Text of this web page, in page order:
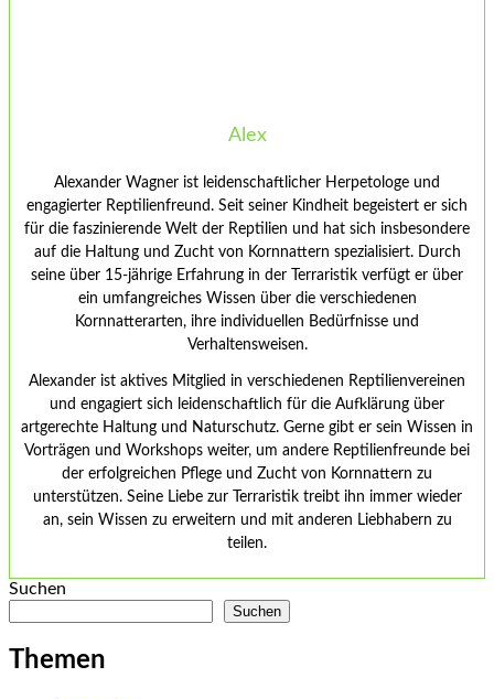
Alex
Alexander Wagner ist leidenschaftlicher Herpetologe und
engagierter Reptilienfreund. Seit seiner Kindheit begeistert er sich
für die faszinierende Welt der Reptilien und hat sich insbesondere
auf die Haltung und Zucht von Kornnattern spezialisiert. Durch
seine über 15-jährige Erfahrung in der Terraristik verfügt er über
ein umfangreiches Wissen über die verschiedenen
Kornnatterarten, ihre individuellen Bedürfnisse und
Verhaltensweisen.
Alexander ist aktives Mitglied in verschiedenen Reptilienvereinen
und engagiert sich leidenschaftlich für die Aufklärung über
artgerechte Haltung und Naturschutz. Gerne gibt er sein Wissen in
Vorträgen und Workshops weiter, um andere Reptilienfreunde bei
der erfolgreichen Pflege und Zucht von Kornnattern zu
unterstützen. Seine Liebe zur Terraristik treibt ihn immer wieder
an, sein Wissen zu erweitern und mit anderen Liebhabern zu
teilen.
Suchen
Suchen
Themen